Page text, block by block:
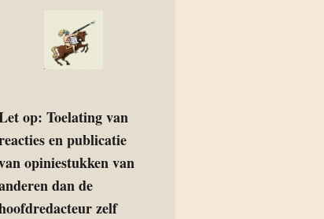
op: Toelating van
en publicatie
opiniestukken van
dan de
zelf